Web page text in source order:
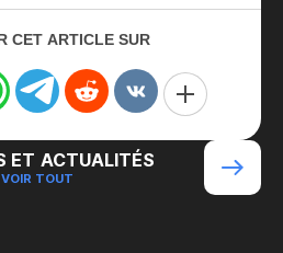
CET ARTICLE SUR
ET ACTUALITÉS
VOIR TOUT